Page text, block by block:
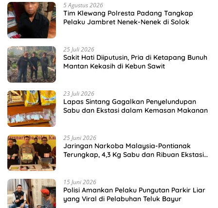
5 Agustus 2026
Tim Klewang Polresta Padang Tangkap
Pelaku Jambret Nenek-Nenek di Solok
25 Juli 2026
Sakit Hati Diiputusin, Pria di Ketapang Bunuh
Mantan Kekasih di Kebun Sawit
23 Juli 2026
Lapas Sintang Gagalkan Penyelundupan
Sabu dan Ekstasi dalam Kemasan Makanan
25 Juni 2026
Jaringan Narkoba Malaysia-Pontianak
Terungkap, 4,3 Kg Sabu dan Ribuan Ekstasi
15 Juni 2026
Polisi Amankan Pelaku Pungutan Parkir Liar
yang Viral di Pelabuhan Teluk Bayur